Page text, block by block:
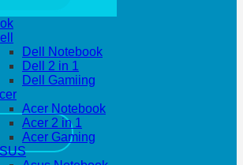
Dell Notebook
Dell 2 in 1
Dell Gamiing
Acer Notebook
Acer 2 in 1
Acer Gaming